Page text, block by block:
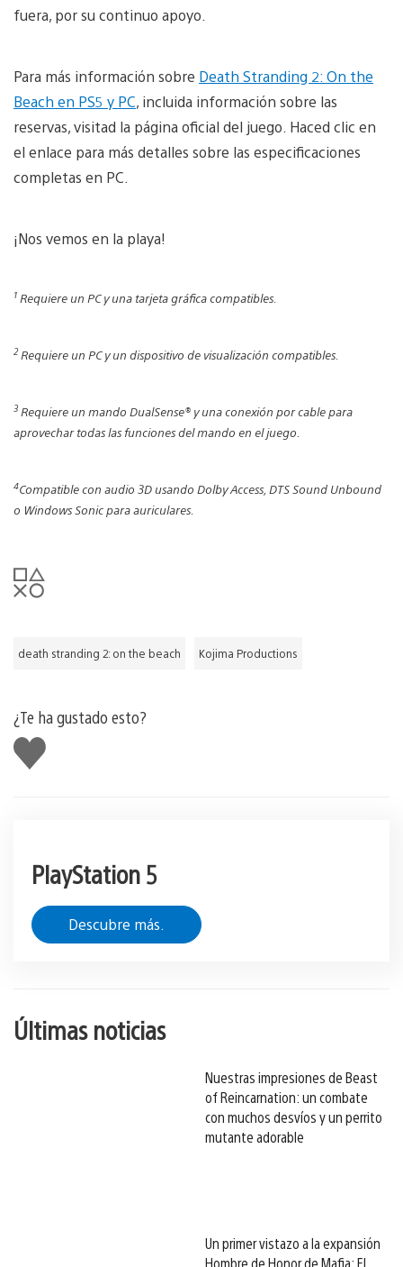
fuera, por su continuo apoyo.
Para más información sobre Death Stranding 2: On the
Beach en PS5 y PC, incluida información sobre las
reservas, visitad la página oficial del juego. Haced clic en
el enlace para más detalles sobre las especificaciones
completas en PC.
¡Nos vemos en la playa!
1 Requiere un PC y una tarjeta gráfica compatibles.
2 Requiere un PC y un dispositivo de visualización compatibles.
3 Requiere un mando DualSense® y una conexión por cable para
aprovechar todas las funciones del mando en el juego.
4Compatible con audio 3D usando Dolby Access, DTS Sound Unbound
o Windows Sonic para auriculares.
death stranding 2: on the beach Kojima Productions
¿Te ha gustado esto?
Me
gusta
esto
PlayStation 5
Descubre más.
Últimas noticias
Nuestras impresiones de Beast
of Reincarnation: un combate
con muchos desvíos y un perrito
mutante adorable
Un primer vistazo a la expansión
Hombre de Honor de Mafia: El